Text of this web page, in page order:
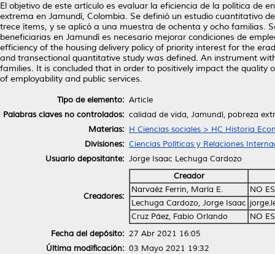
El objetivo de este artículo es evaluar la eficiencia de la política de
extrema en Jamundí, Colombia. Se definió un estudio cuantitativo
trece ítems, y se aplicó a una muestra de ochenta y ocho familias.
beneficiarias en Jamundí es necesario mejorar condiciones de
efficiency of the housing delivery policy of priority interest for the
and transectional quantitative study was defined. An instrument
families. It is concluded that in order to positively impact the quality
of employability and public services.
Tipo de elemento: Article
Palabras claves no controlados: calidad de vida, Jamundí, pobreza
Materias: H Ciencias sociales > HC Historia
Divisiones: Ciencias Políticas y Relaciones
Usuario depositante: Jorge Isaac Lechuga Cardozo
Creadores:
Creador
Narvaéz Ferrin, María E.
NO
Lechuga Cardozo, Jorge Isaac
Cruz Páez, Fabio Orlando
NO
Fecha del depósito: 27 Abr 2021 16:05
Última modificación: 03 Mayo 2021 19:32